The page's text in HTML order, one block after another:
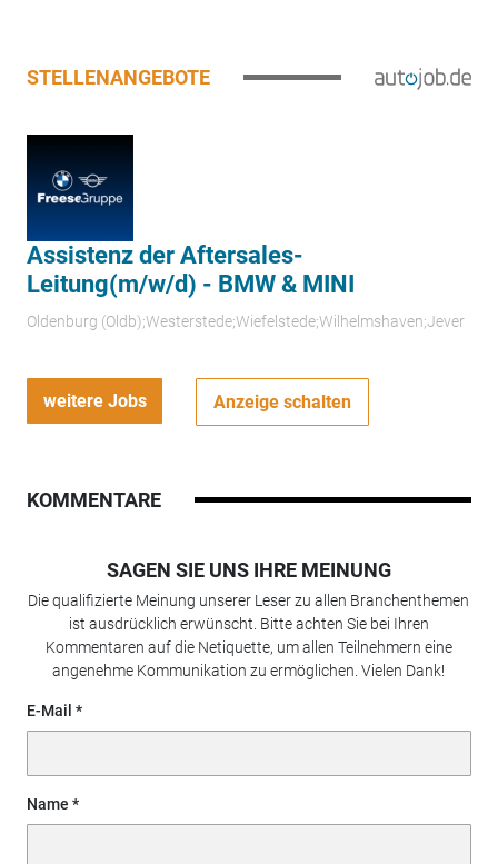
STELLENANGEBOTE
Assistenz der Aftersales-
Leitung(m/w/d) - BMW & MINI
Oldenburg (Oldb);Westerstede;Wiefelstede;Wilhelmshaven;Jever
weitere Jobs Anzeige schalten
KOMMENTARE
SAGEN SIE UNS IHRE MEINUNG
Die qualifizierte Meinung unserer Leser zu allen Branchenthemen
ist ausdrücklich erwünscht. Bitte achten Sie bei Ihren
Kommentaren auf die Netiquette, um allen Teilnehmern eine
angenehme Kommunikation zu ermöglichen. Vielen Dank!
E-Mail
Name